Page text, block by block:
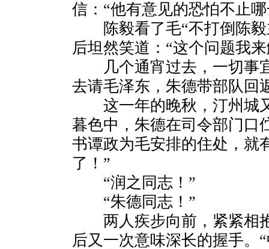
信：“他有意见的恐怕不止
陈毅看了毛“不打倒陈毅
后坦然笑道：“这个问题我
几个通宵过去，一切事
去请毛泽东，朱德带部队回
这一年的晚秋，汀州城
暮色中，朱德在司令部门口
书谭政为毛安排的住处，就
了！”
“润之同志！”
“朱德同志！”
两人疾步向前，紧紧相
后又一次意味深长的握手。